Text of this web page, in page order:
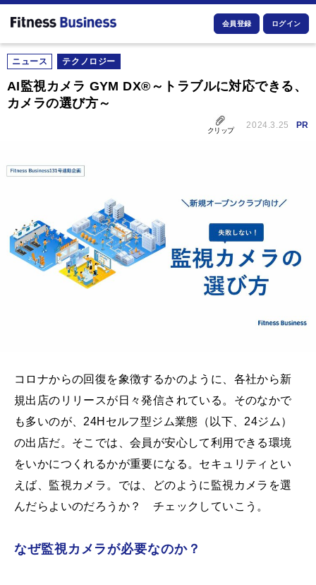
会員登録 ログイン
ニュース テクノロジー
AI監視カメラ GYM DX®～トラブルに対応できる、
カメラの選び方～
クリップ
2024.3.25 PR
コロナからの回復を象徴するかのように、各社から新
規出店のリリースが日々発信されている。そのなかで
も多いのが、24Hセルフ型ジム業態（以下、24ジム）
の出店だ。そこでは、会員が安心して利用できる環境
をいかにつくれるかが重要になる。セキュリティとい
えば、監視カメラ。では、どのように監視カメラを選
んだらよいのだろうか？ チェックしていこう。
なぜ監視カメラが必要なのか？